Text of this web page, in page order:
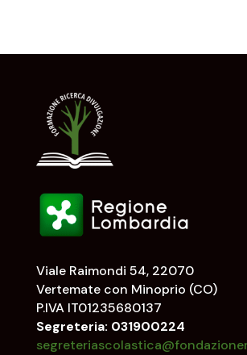
Viale Raimondi 54, 22070
Vertemate con Minoprio (CO)
P.IVA IT01235680137
Segreteria: 031900224